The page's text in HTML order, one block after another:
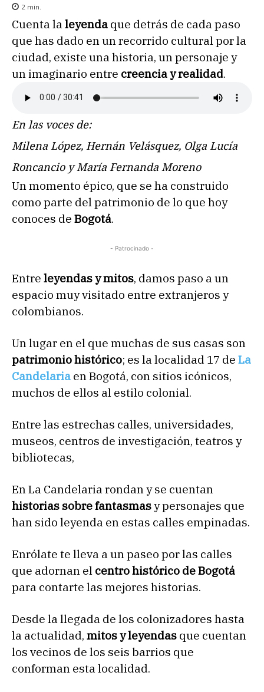
2 min.
Cuenta la leyenda que detrás de cada paso
que has dado en un recorrido cultural por la
ciudad, existe una historia, un personaje y
un imaginario entre creencia y realidad.
En las voces de:
Milena López, Hernán Velásquez, Olga Lucía
Roncancio y María Fernanda Moreno
Un momento épico, que se ha construido
como parte del patrimonio de lo que hoy
conoces de Bogotá.
- Patrocinado -
Entre leyendas y mitos, damos paso a un
espacio muy visitado entre extranjeros y
colombianos.
Un lugar en el que muchas de sus casas son
patrimonio histórico; es la localidad 17 de La
Candelaria en Bogotá, con sitios icónicos,
muchos de ellos al estilo colonial.
Entre las estrechas calles, universidades,
museos, centros de investigación, teatros y
bibliotecas,
En La Candelaria rondan y se cuentan
historias sobre fantasmasy personajes que
han sido leyenda en estas calles empinadas.
Enrólate te lleva a un paseo por las calles
que adornan el centro histórico de Bogotá
para contarte las mejores historias.
Desde la llegada de los colonizadores hasta
la actualidad, mitos y leyendas que cuentan
los vecinos de los seis barrios que
conforman esta localidad.